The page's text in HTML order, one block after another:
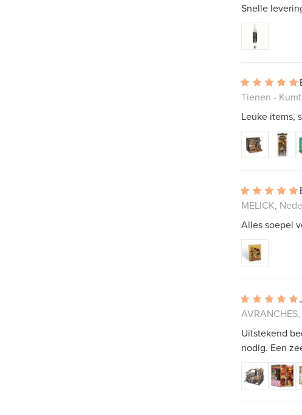
Snelle
Tienen -
Leuke items,
MELICK,
Alles soepel
Uitstekend
nodig. Een